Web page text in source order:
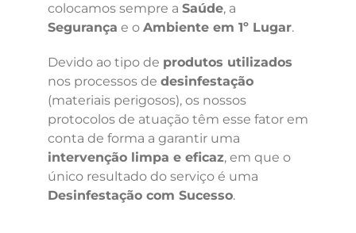
colocamos sempre a Saúde, a
Segurança e o Ambiente em 1º Lugar.
Devido ao tipo de produtos utilizados
nos processos de desinfestação
(materiais perigosos), os nossos
protocolos de atuação têm esse fator em
conta de forma a garantir uma
intervenção limpa e eficaz, em que o
único resultado do serviço é uma
Desinfestação com Sucesso.